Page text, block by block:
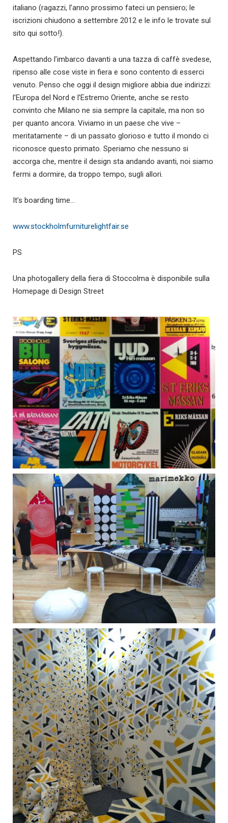
italiano (ragazzi, l’anno prossimo fateci un pensiero; le
iscrizioni chiudono a settembre 2012 e le info le trovate sul
sito qui sotto!).
Aspettando l’imbarco davanti a una tazza di caffè svedese,
ripenso alle cose viste in fiera e sono contento di esserci
venuto. Penso che oggi il design migliore abbia due indirizzi:
l’Europa del Nord e l’Estremo Oriente, anche se resto
convinto che Milano ne sia sempre la capitale, ma non so
per quanto ancora. Viviamo in un paese che vive –
meritatamente – di un passato glorioso e tutto il mondo ci
riconosce questo primato. Speriamo che nessuno si
accorga che, mentre il design sta andando avanti, noi siamo
fermi a dormire, da troppo tempo, sugli allori.
It’s boarding time…
www.stockholmfurniturelightfair.se
PS
Una photogallery della fiera di Stoccolma è disponibile sulla
Homepage di Design Street